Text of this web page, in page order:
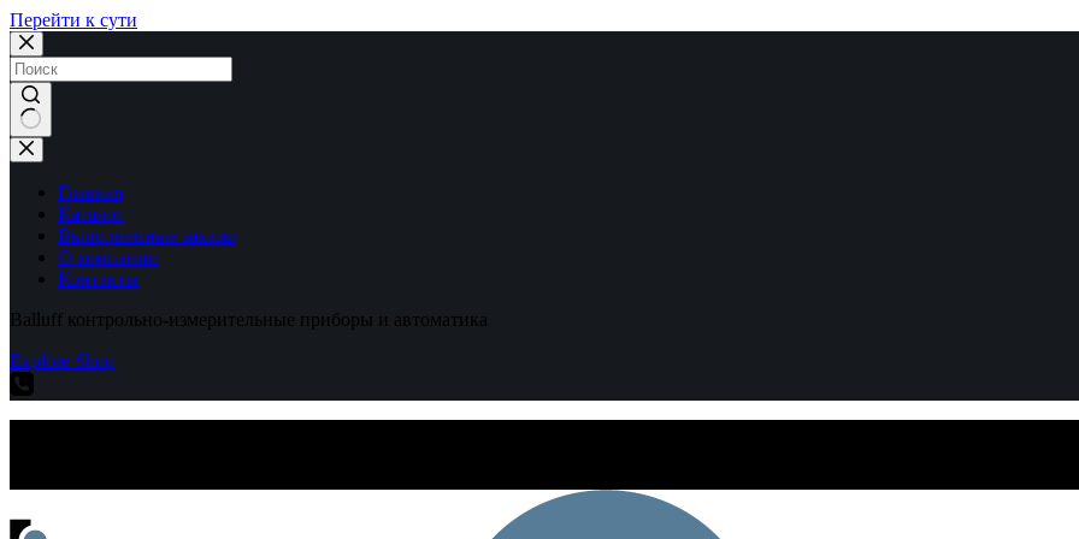
Перейти к сути
Ничего
не
найденоГлавная
Каталог
Выполненные заказы
О компании
Контакты
Balluff контрольно-измерительные приборы и автоматика
Explore Shop